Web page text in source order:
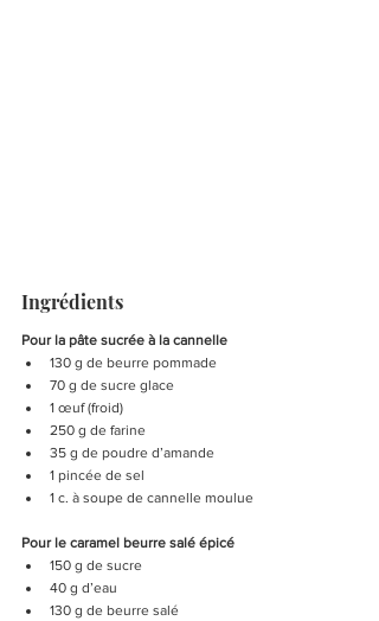
Ingrédients
Pour la pâte sucrée à la cannelle
130 g de beurre pommade
70 g de sucre glace
1 œuf (froid)
250 g de farine
35 g de poudre d’amande
1 pincée de sel
1 c. à soupe de cannelle moulue
Pour le caramel beurre salé épicé
150 g de sucre
40 g d’eau
130 g de beurre salé